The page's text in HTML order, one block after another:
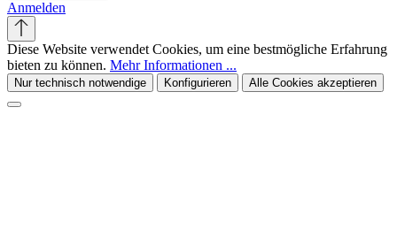
Anmelden
Diese Website verwendet Cookies, um eine bestmögliche Erfahrung
bieten zu können. Mehr Informationen ...
Nur technisch notwendige Konfigurieren Alle Cookies akzeptieren